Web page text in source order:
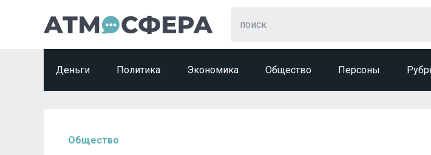
Деньги Политика Экономика Общество Персоны
Общество